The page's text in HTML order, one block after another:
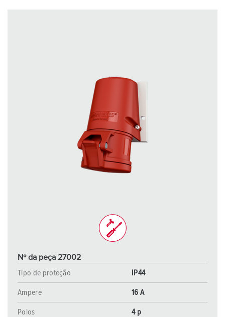
Nº da peça 27002
Tipo de proteção
IP44
Ampere 16 A
Polos 4 p